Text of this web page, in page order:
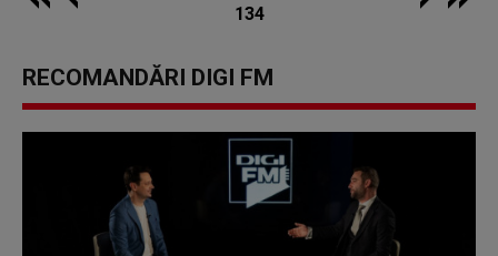
134
RECOMANDĂRI DIGI FM